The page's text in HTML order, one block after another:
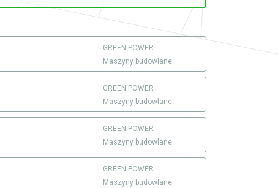
GREEN POWER
Maszyny budowlane
GREEN POWER
Maszyny budowlane
GREEN POWER
Maszyny budowlane
GREEN POWER
Maszyny budowlane